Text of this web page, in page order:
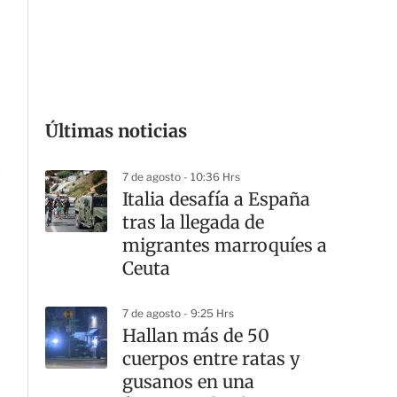
Últimas noticias
7 de agosto - 10:36 Hrs
Italia desafía a España
tras la llegada de
migrantes marroquíes a
Ceuta
7 de agosto - 9:25 Hrs
Hallan más de 50
cuerpos entre ratas y
gusanos en una